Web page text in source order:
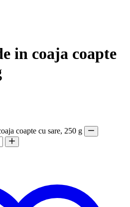
in coaja coapte
coapte cu sare, 250 g